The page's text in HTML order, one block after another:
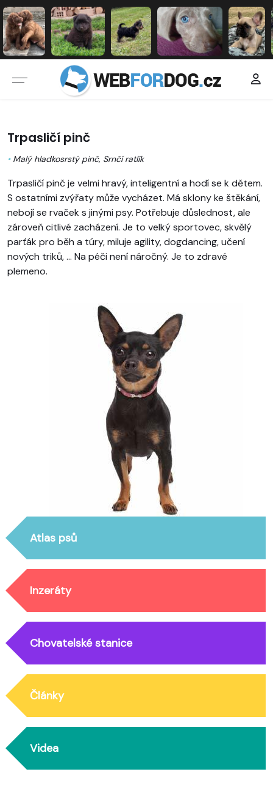
Trpasličí pinč
• Malý hladkosrstý pinč, Srnčí ratlík
Trpasličí pinč je velmi hravý, inteligentní a hodí se k dětem.
S ostatními zvýřaty může vycházet. Má sklony ke štěkání,
nebojí se rvaček s jinými psy. Potřebuje důslednost, ale
zároveň citlivé zacházení. Je to velký sportovec, skvělý
parťák pro běh a túry, miluje agility, dogdancing, učení
nových triků, ... Na péči není náročný. Je to zdravé
plemeno.
Atlas psů
Inzeráty
Chovatelské stanice
Články
Videa